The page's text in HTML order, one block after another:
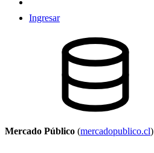
Ingresar
Mercado Público (mercadopublico.cl)